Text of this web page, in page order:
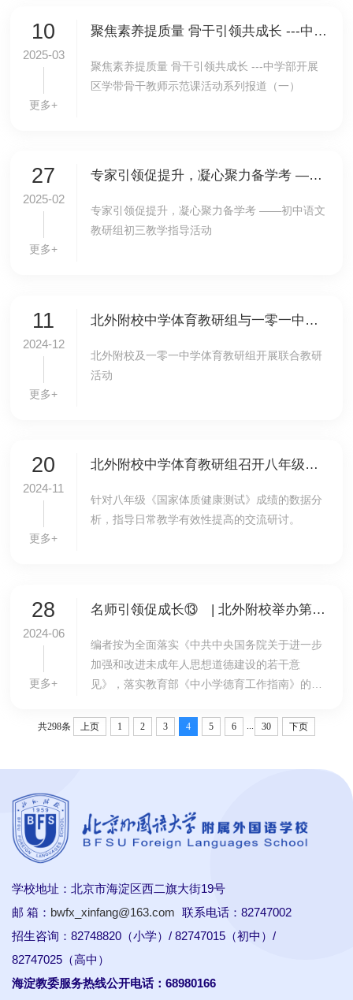
10
2025-03
更多+
聚焦素养提质量 骨干引领共成长 ---中学部开展区学带骨干教师示范课活动系列报道（一）
聚焦素养提质量 骨干引领共成长 ---中学部开展
区学带骨干教师示范课活动系列报道（一）
27
2025-02
更多+
专家引领促提升，凝心聚力备学考 ——初中语文教研组初三教学指导活动
专家引领促提升，凝心聚力备学考 ——初中语文
教研组初三教学指导活动
11
2024-12
更多+
北外附校中学体育教研组与一零一中未来科学城学校体育组举行联合教研活动
北外附校及一零一中学体育教研组开展联合教研
活动
20
2024-11
更多+
北外附校中学体育教研组召开八年级《国家体质健康测试》成绩分析与教学研讨会
针对八年级《国家体质健康测试》成绩的数据分
析，指导日常教学有效性提高的交流研讨。
28
2024-06
更多+
名师引领促成长⑬ | 北外附校举办第三期“名班主任带班”高级研修班
编者按为全面落实《中共中央国务院关于进一步
加强和改进未成年人思想道德建设的若干意
见》，落实教育部《中小学德育工作指南》的要
校启动实施“名班主任带班”高级研修计划，邀请
共298条 上页 1 2 3 4 5 6 30 下页
学校地址：北京市海淀区西二旗大街19号
邮 箱： bwfx_xinfang@163.com 联系电话：82747002
招生咨询：82748820（小学）/ 82747015（初中）/
82747025（高中）
海淀教委服务热线公开电话：68980166